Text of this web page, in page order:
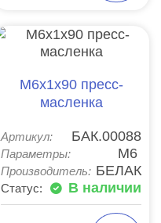
М6х1х90 пресс-
масленка
Артикул: БАК.00088
Параметры: М6
Производитель: БЕЛАК
Статус: В наличии